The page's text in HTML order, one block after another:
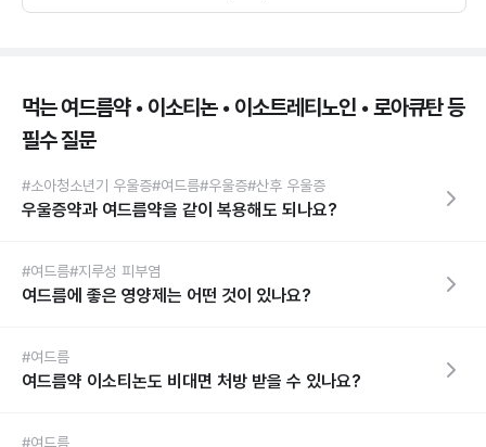
먹는 여드름약 • 이소티논 • 이소트레티노인 • 로아큐탄 등
필수 질문
#소아청소년기 우울증#여드름#우울증#산후 우울증
우울증약과 여드름약을 같이 복용해도 되나요?
#여드름#지루성 피부염
여드름에 좋은 영양제는 어떤 것이 있나요?
#여드름
여드름약 이소티논도 비대면 처방 받을 수 있나요?
#여드름